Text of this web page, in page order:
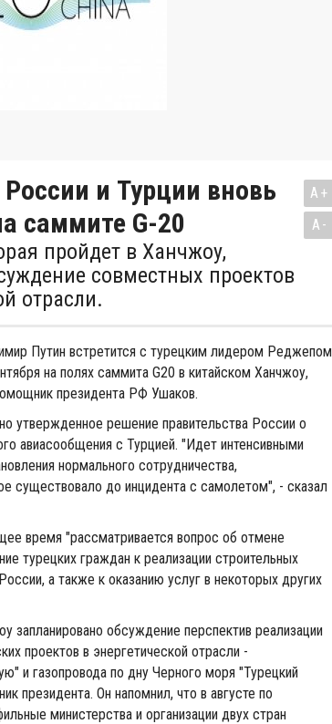
и Турции вновь
саммите G-20
пройдет в Ханчжоу,
совместных проектов
отрасли.
A+
A-
Путин встретится с турецким лидером Реджепом
на полях саммита G20 в китайском Ханчжоу,
президента РФ Ушаков.
утвержденное решение правительства России о
авиасообщения с Турцией. "Идет интенсивными
нормального сотрудничества,
существовало до инцидента с самолетом", - сказал
время "рассматривается вопрос об отмене
турецких граждан к реализации строительных
а также к оказанию услуг в некоторых других
запланировано обсуждение перспектив реализации
проектов в энергетической отрасли -
и газопровода по дну Черного моря "Турецкий
президента. Он напомнил, что в августе по
министерства и организации двух стран